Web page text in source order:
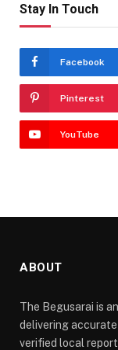
Stay In Touch
Facebook
Pinterest
YouTube
ABOUT
The Begusarai is
delivering
verified local